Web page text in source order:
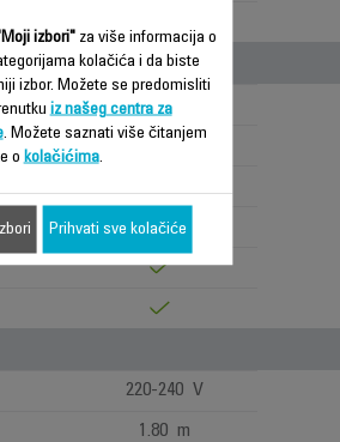
pri upotrebi
DC
220-240 V
1.80 m
izbori"za više informacija o
kolačića i da biste
izbor. Možete se predomisliti
iz našeg centra za
. Možete saznati više čitanjem
o kolačićima.
Prihvati sve kolačiće